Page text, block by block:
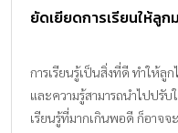
ยัดเยียดการเรียนให้ลู
การเรียนรู้เป็นสิ่งที่ดี ทำให้ลู
และความรู้สามารถนำไปปรั
เรียนรู้ที่มากเกินพอดี ก็อาจ